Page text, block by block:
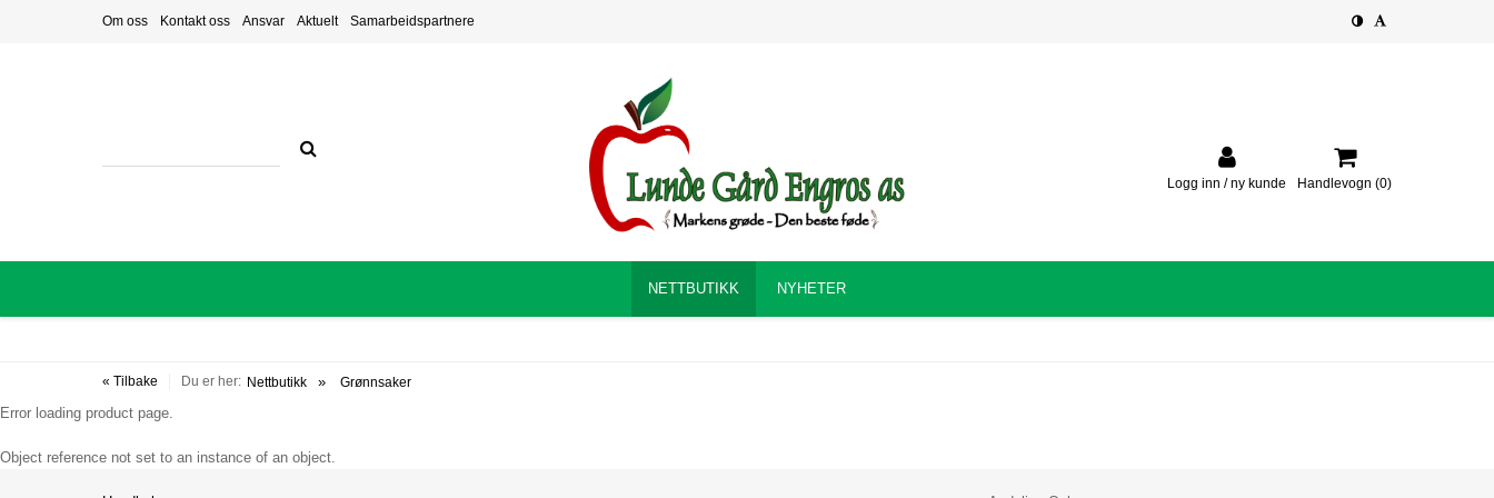
Om oss Kontakt oss Ansvar Aktuelt Samarbeidspartnere
Logg inn / ny kunde Handlevogn (0)
NETTBUTIKK NYHETER
« Tilbake Du er her: Nettbutikk Grønnsaker
Error loading product page.
Object reference not set to an instance of an object.